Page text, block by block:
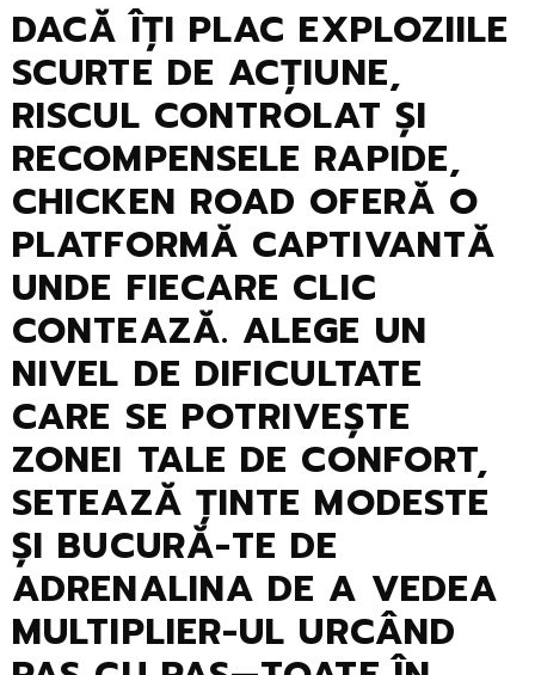
DACĂ ÎȚI PLAC EXPLOZIILE
SCURTE DE ACȚIUNE,
RISCUL CONTROLAT ȘI
RECOMPENSELE RAPIDE,
CHICKEN ROAD OFERĂ O
PLATFORMĂ CAPTIVANTĂ
UNDE FIECARE CLIC
CONTEAZĂ. ALEGE UN
NIVEL DE DIFICULTATE
CARE SE POTRIVEȘTE
ZONEI TALE DE CONFORT,
SETEAZĂ ȚINTE MODESTE
ȘI BUCURĂ-TE DE
ADRENALINA DE A VEDEA
MULTIPLIER-UL URCÂND